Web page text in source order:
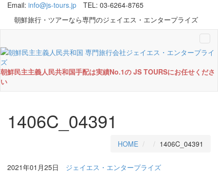
Email: info@js-tours.jp
TEL: 03-6264-8765
朝鮮旅行・ツアーなら専門のジェイエス・エンタープライズ
朝鮮民主主義人民共和国手配は実績No.1の JS TOURSにお任せくださ
い
1406C_04391
HOME 1406C_04391
2021年01月25日 ジェイエス・エンタープライズ